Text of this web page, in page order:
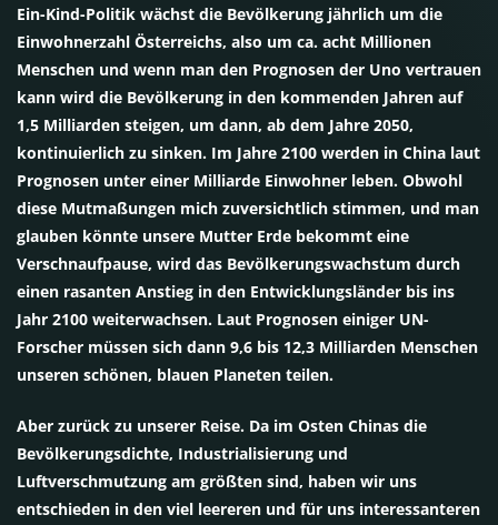
Ein-Kind-Politik wächst die Bevölkerung jährlich um die
Einwohnerzahl Österreichs, also um ca. acht Millionen
Menschen und wenn man den Prognosen der Uno vertrauen
kann wird die Bevölkerung in den kommenden Jahren auf
1,5 Milliarden steigen, um dann, ab dem Jahre 2050,
kontinuierlich zu sinken. Im Jahre 2100 werden in China laut
Prognosen unter einer Milliarde Einwohner leben. Obwohl
diese Mutmaßungen mich zuversichtlich stimmen, und man
glauben könnte unsere Mutter Erde bekommt eine
Verschnaufpause, wird das Bevölkerungswachstum durch
einen rasanten Anstieg in den Entwicklungsländer bis ins
Jahr 2100 weiterwachsen. Laut Prognosen einiger UN-
Forscher müssen sich dann 9,6 bis 12,3 Milliarden Menschen
unseren schönen, blauen Planeten teilen.
Aber zurück zu unserer Reise. Da im Osten Chinas die
Bevölkerungsdichte, Industrialisierung und
Luftverschmutzung am größten sind, haben wir uns
entschieden in den viel leereren und für uns interessanteren